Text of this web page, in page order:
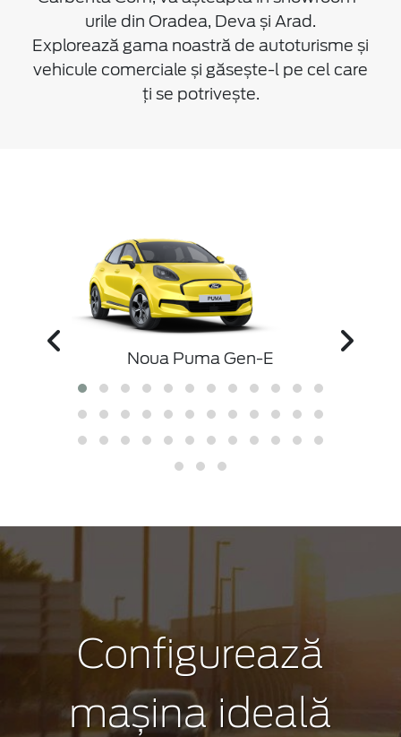
urile din Oradea, Deva și Arad.
Explorează gama noastră de autoturisme și
vehicule comerciale și găsește-l pe cel care
ți se potrivește.
Noua Puma Gen-E
Configurează
mașina ideală